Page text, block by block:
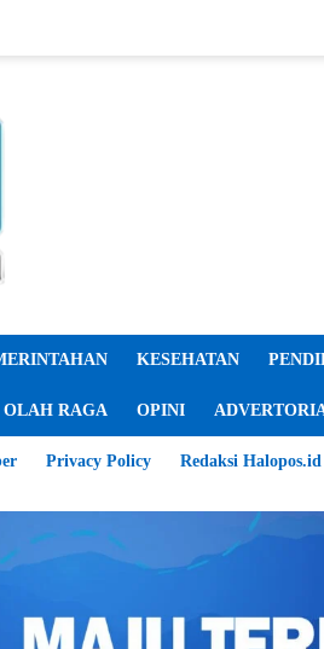
KESEHATAN
OLAH RAGA OPINI
Privacy Policy Redaksi Halopos.id